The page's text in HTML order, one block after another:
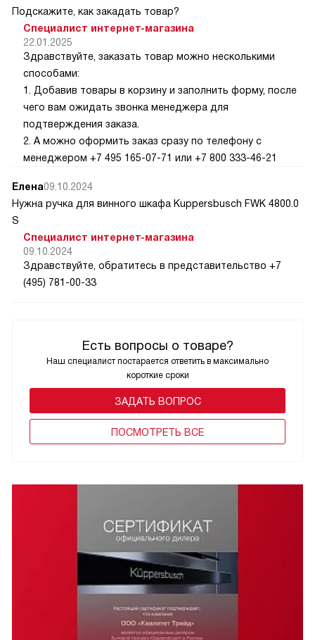
Есть вопросы о товаре?
Наш специалист постарается ответить в максимально
короткие сроки
ЗАДАТЬ ВОПРОС
ПОCМОТРЕТЬ ВСЕ
Подскажите, как закадать товар?
Специалист интернет-магазина
22.01.2025
Здравствуйте, заказать товар можно несколькими
способами:
1. Добавив товары в корзину и заполнить форму, после
чего вам ожидать звонка менеджера для
подтверждения заказа.
2. А можно оформить заказ сразу по телефону с
менеджером +7 495 165-07-71 или +7 800 333-46-21
Елена09.10.2024
Нужна ручка для винного шкафа Kuppersbusch FWK 4800.0
S
Специалист интернет-магазина
09.10.2024
Здравствуйте, обратитесь в представительство +7
(495) 781-00-33